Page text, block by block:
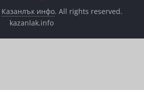
Казанлък инфо. All rights reserved.
kazanlak.info